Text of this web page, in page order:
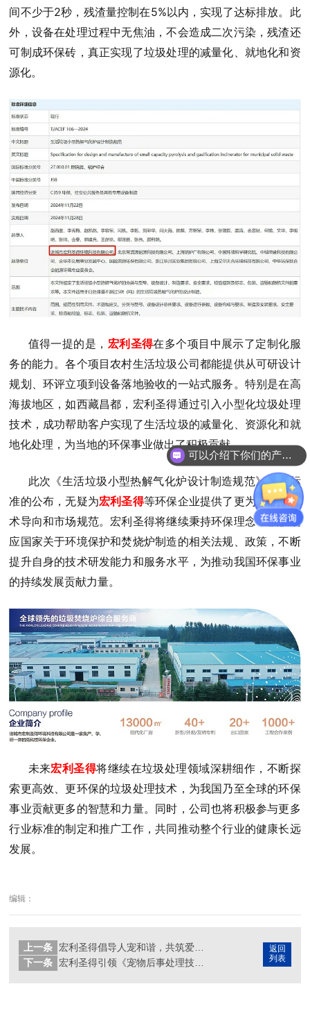
间不少于2秒，残渣量控制在5%以内，实现了达标排放。此
外，设备在处理过程中无焦油，不会造成二次污染，残渣还
可制成环保砖，真正实现了垃圾处理的减量化、就地化和资
源化。
值得一提的是， 宏利圣得在多个项目中展示了定制化服
务的能力。各个项目农村生活垃圾公司都能提供从可研设计
规划、环评立项到设备落地验收的一站式服务。特别是在高
海拔地区，如西藏昌都，宏利圣得通过引入小型化垃圾处理
技术，成功帮助客户实现了生活垃圾的减量化、资源化和就
地化处理，为当地的环保事业做出了积极贡献。
此次《生活垃圾小型热解气化炉设计制造规范》团标标
准的公布，无疑为宏利圣得等环保企业提供了更为明确的技
术导向和市场规范。宏利圣得将继续秉持环保理念，积极响
应国家关于环境保护和焚烧炉制造的相关法规、政策，不断
提升自身的技术研发能力和服务水平，为推动我国环保事业
的持续发展贡献力量。
未来宏利圣得将继续在垃圾处理领域深耕细作，不断探
索更高效、更环保的垃圾处理技术，为我国乃至全球的环保
事业贡献更多的智慧和力量。同时，公司也将积极参与更多
行业标准的制定和推广工作，共同推动整个行业的健康长远
发展。
编辑：
返回
列表
上一条
下一条
宏利圣得引领《宠物后事处理技术规范》团体标准制定
你们是怎么收费的呢？